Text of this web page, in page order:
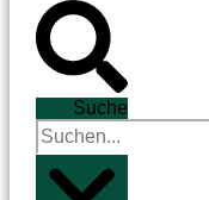
Suche